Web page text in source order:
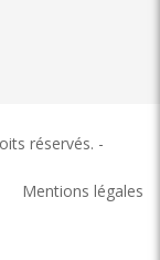
réservés. -
Mentions légales